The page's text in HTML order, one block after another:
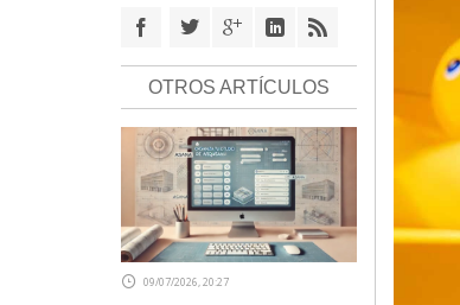
OTROS ARTÍCULOS
09/07/2026, 20:27